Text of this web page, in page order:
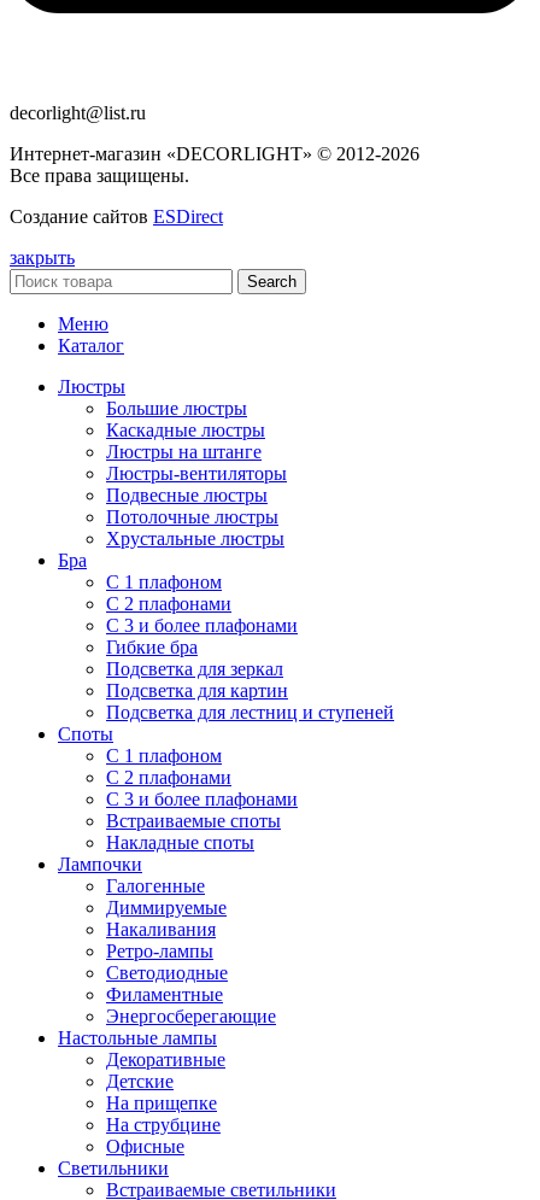
decorlight@list.ru
Интернет-магазин «DECORLIGHT» © 2012-2026
Все права защищены.
Создание сайтов ESDirect
закрыть
Search
Меню
Каталог
Люстры
Большие люстры
Каскадные люстры
Люстры на штанге
Люстры-вентиляторы
Подвесные люстры
Потолочные люстры
Хрустальные люстры
Бра
С 1 плафоном
С 2 плафонами
С 3 и более плафонами
Гибкие бра
Подсветка для зеркал
Подсветка для картин
Подсветка для лестниц и ступеней
Споты
С 1 плафоном
С 2 плафонами
С 3 и более плафонами
Встраиваемые споты
Накладные споты
Лампочки
Галогенные
Диммируемые
Накаливания
Ретро-лампы
Светодиодные
Филаментные
Энергосберегающие
Настольные лампы
Декоративные
Детские
На прищепке
На струбцине
Офисные
Светильники
Встраиваемые светильники